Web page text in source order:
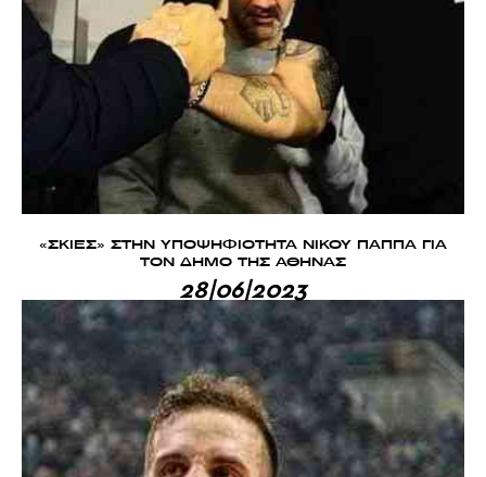
«ΣΚΙΕΣ» ΣΤΗΝ ΥΠΟΨΗΦΙΟΤΗΤΑ ΝΙΚΟΥ ΠΑΠΠΑ ΓΙΑ
ΤΟΝ ΔΗΜΟ ΤΗΣ ΑΘΗΝΑΣ
28|06|2023